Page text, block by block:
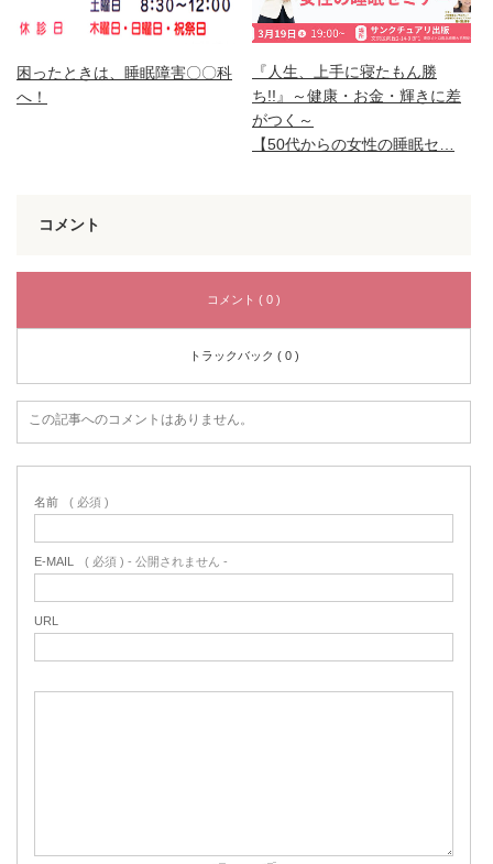
困ったときは、睡眠障害〇〇科
へ！
『人生、上手に寝たもん勝
ち!!』～健康・お金・輝きに差
がつく～
【50代からの女性の睡眠セ…
コメント
コメント ( 0 )
トラックバック ( 0 )
この記事へのコメントはありません。
名前 ( 必須 )
E-MAIL ( 必須 ) - 公開されません -
URL